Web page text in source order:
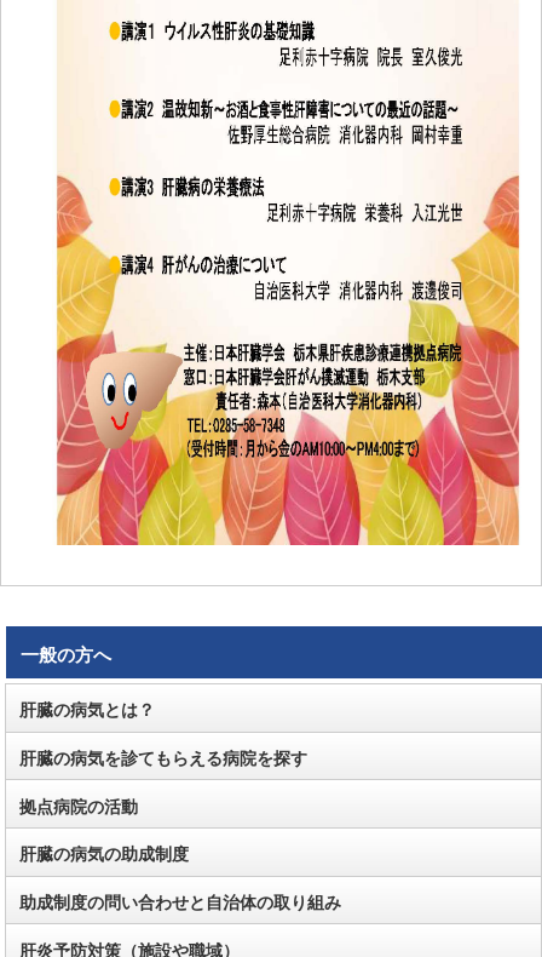
一般の方へ
肝臓の病気とは？
肝臓の病気を診てもらえる病院を探す
拠点病院の活動
肝臓の病気の助成制度
助成制度の問い合わせと自治体の取り組み
肝炎予防対策（施設や職域）